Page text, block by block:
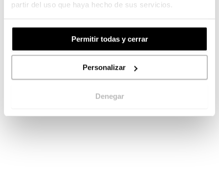
partir del uso que haya hecho de sus servicios.
Permitir todas y cerrar
Personalizar
Denegar
Formato: 297x150
Formato: 300x150